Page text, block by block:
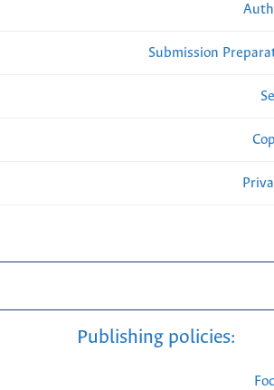
Submission
Publishing policies: